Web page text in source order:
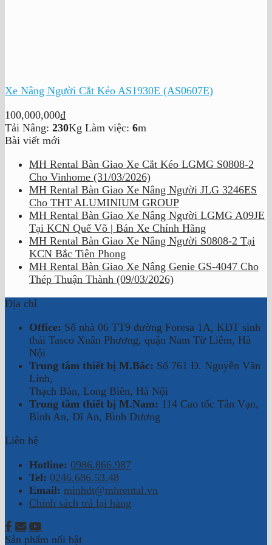
Xe Nâng Người Cắt Kéo AS1930E (AS0607E)
100,000,000₫
Tải Nâng: 230Kg Làm việc: 6m
Bài viết mới
MH Rental Bàn Giao Xe Cắt Kéo LGMG S0808-2
Cho Vinhome (31/03/2026)
MH Rental Bàn Giao Xe Nâng Người JLG 3246ES
Cho THT ALUMINIUM GROUP
MH Rental Bàn Giao Xe Nâng Người LGMG A09JE
Tại KCN Quế Võ | Bán Xe Chính Hãng
MH Rental Bàn Giao Xe Nâng Người S0808-2 Tại
KCN Bắc Tiên Phong
MH Rental Bàn Giao Xe Nâng Genie GS-4047 Cho
Thép Thuận Thành (09/03/2026)
Địa chỉ
Office: Số nhà 06 TT9 đường Foresa 1A, KĐT sinh
thái Tasco Xuân Phương, quận Nam Từ Liêm, Hà
Nội
Trung tâm thiết bị M.Bắc: Số 761 Đ. Nguyễn Văn
Linh,
Thạch Bàn, Long Biên, Hà Nội
Trung tâm thiết bị M.Nam: 114 Cao tốc Tân Vạn,
Bình An, Dĩ An, Bình Dương
Liên hệ
Hotline: 0986.866.987
Tel: 0246.686.53.48
Email: minhdt@mhrental.vn
Chính sách trả lại hàng
Sản phẩm nổi bật